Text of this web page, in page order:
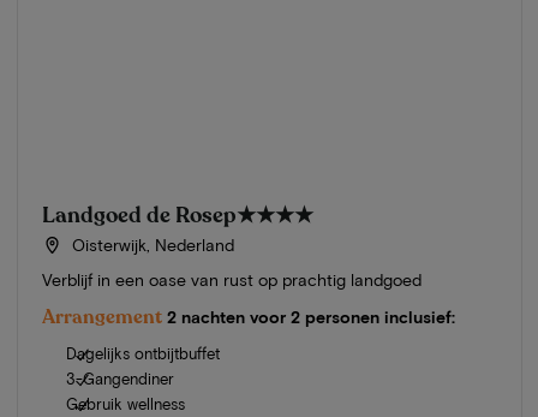
Landgoed de Rosep★★★★
Oisterwijk, Nederland
Verblijf in een oase van rust op prachtig landgoed
Arrangement 2 nachten voor 2 personen inclusief:
Dagelijks ontbijtbuffet
3-Gangendiner
Gebruik wellness